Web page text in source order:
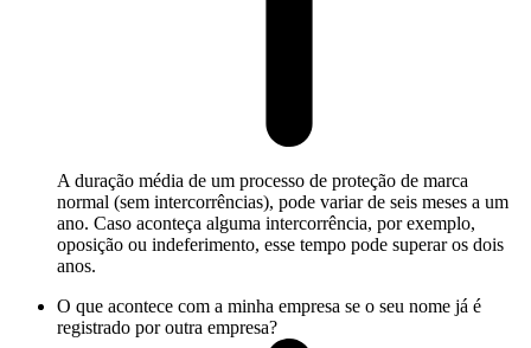
A duração média de um processo de proteção de marca
normal (sem intercorrências), pode variar de seis meses a um
ano. Caso aconteça alguma intercorrência, por exemplo,
oposição ou indeferimento, esse tempo pode superar os dois
anos.
O que acontece com a minha empresa se o seu nome já é
registrado por outra empresa?